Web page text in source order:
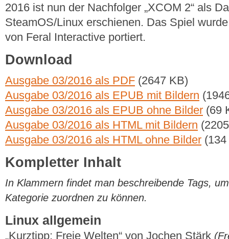
2016 ist nun der Nachfolger „XCOM 2“ als
SteamOS/Linux erschienen. Das Spiel
von Feral Interactive portiert.
Download
Ausgabe 03/2016 als PDF (2647 KB)
Ausgabe 03/2016 als EPUB mit Bildern
Ausgabe 03/2016 als EPUB ohne Bilder (69
Ausgabe 03/2016 als HTML mit Bildern
Ausgabe 03/2016 als HTML ohne Bilder
Kompletter Inhalt
In Klammern findet man beschreibende Tags,
Kategorie zuordnen zu können.
Linux allgemein
„Kurztipp: Freie Welten“ von Jochen Stärk